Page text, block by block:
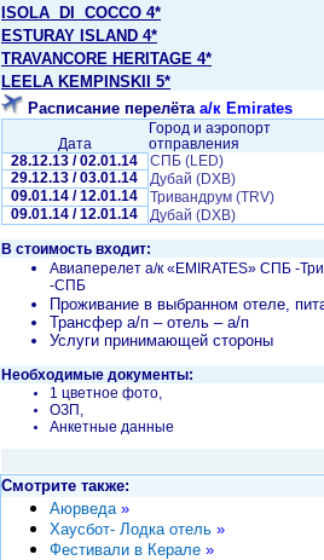
ISOLA DI COCCO 4*
ESTURAY ISLAND 4*
TRAVANCORE HERITAGE 4*
LEELA KEMPINSKII 5*
Расписание перелёта а/к Emirates
Дата
Город и аэропорт
отправления
28.12.13 / 02.01.14
CПБ (LED)
29.12.13 / 03.01.14
Дубай (DXB)
09.01.14 / 12.01.14
Тривандрум (TRV)
09.01.14 / 12.01.14
Дубай (DXB)
В стоимость входит:
Авиаперелет а/к «EMIRATES» СПБ -
-СПБ
Проживание в выбранном отеле,
Трансфер а/п – отель – а/п
Услуги принимающей стороны
Необходимые документы:
1 цветное фото,
ОЗП,
Анкетные данные
Смотрите также:
Аюрведа »
Хаусбот- Лодка отель »
Фестивали в Керале »